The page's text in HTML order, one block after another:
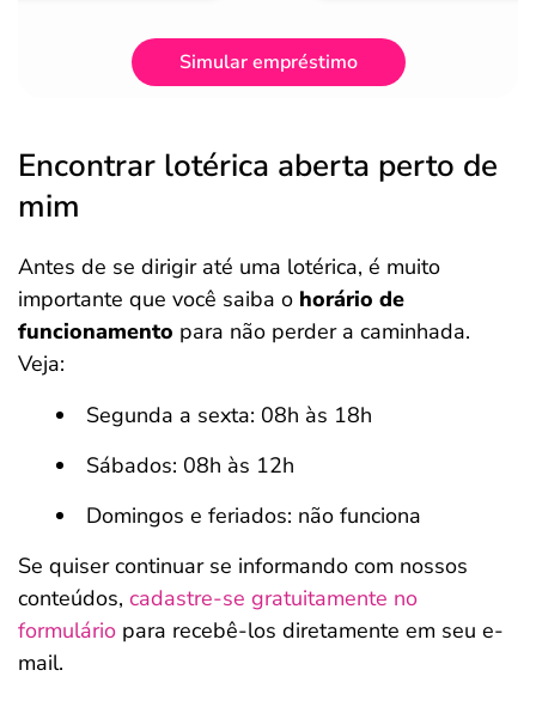
Simular empréstimo
Encontrar lotérica aberta perto de
mim
Antes de se dirigir até uma lotérica, é muito
importante que você saiba o horário de
funcionamento para não perder a caminhada.
Veja:
Segunda a sexta: 08h às 18h
Sábados: 08h às 12h
Domingos e feriados: não funciona
Se quiser continuar se informando com nossos
conteúdos, cadastre-se gratuitamente no
formulário para recebê-los diretamente em seu e-
mail.